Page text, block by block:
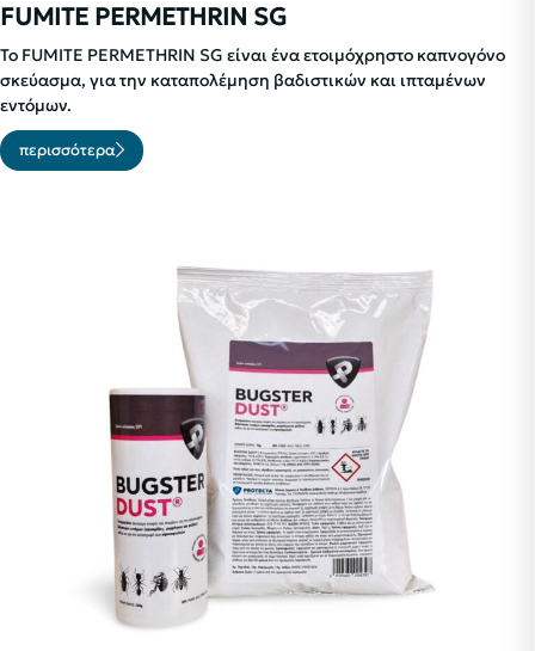
FUMITE PERMETHRIN SG
Το FUMITE PERMETHRIN SG είναι ένα ετοιμόχρηστο καπνογόνο
σκεύασμα, για την καταπολέμηση βαδιστικών και ιπταμένων
εντόμων.
περισσότερα